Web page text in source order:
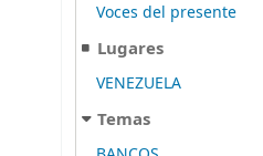
Voces del presente
Lugares
VENEZUELA
Temas